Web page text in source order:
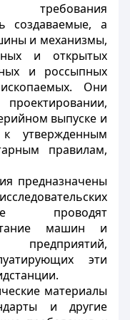
создаваемые, а
и механизмы,
и открытых
и россыпных
Они
выпуске и
утвержденным
правилам,
предназначены
проводят
машин и
эти
материалы
и другие